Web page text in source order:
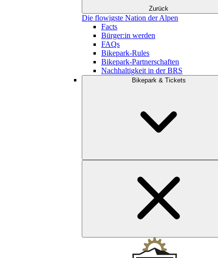
Zurück
Die flowigste Nation der Alpen
Facts
Bürger:in werden
FAQs
Bikepark-Rules
Bikepark-Partnerschaften
Nachhaltigkeit in der BRS
Bikepark & Tickets